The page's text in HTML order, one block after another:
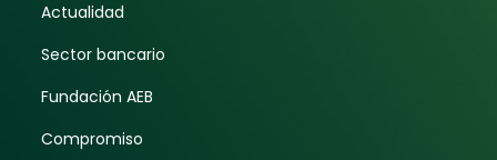
Actualidad
Sector bancario
Fundación AEB
Compromiso